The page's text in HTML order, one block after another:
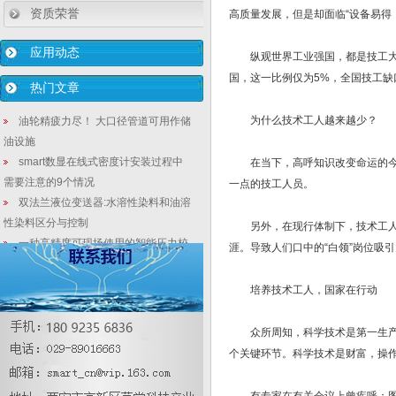
资质荣誉
应用动态
热门文章
油轮精疲力尽！ 大口径管道可用作储
油设施
smart数显在线式密度计安装过程中
需要注意的9个情况
双法兰液位变送器:水溶性染料和油溶
性染料区分与控制
一种高精度可现场使用的智能压力校
验仪研制
3151隔爆型差压液位计_蒸发锅炉自
动化特点怎样?
智能压力变送器正确安装维护使传感
器寿命长及测量精淮
压力变送器怎样校验
高质量发展，但是却面临“设备易得
纵观世界工业强国，都是技工大
国，这一比例仅为5%，全国技工
为什么技术工人越来越少？
在当下，高呼知识改变命运的今
一点的技工人员。
另外，在现行体制下，技术工人
涯。导致人们口中的“白领”岗位吸
培养技术工人，国家在行动
众所周知，科学技术是第一生产
个关键环节。科学技术是财富，操